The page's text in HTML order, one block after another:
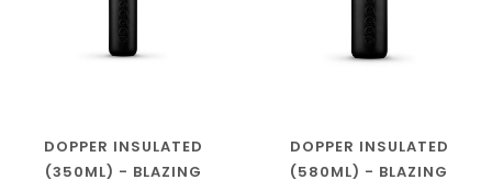
DOPPER INSULATED
(350ML) - BLAZING
DOPPER INSULATED
(580ML) - BLAZING